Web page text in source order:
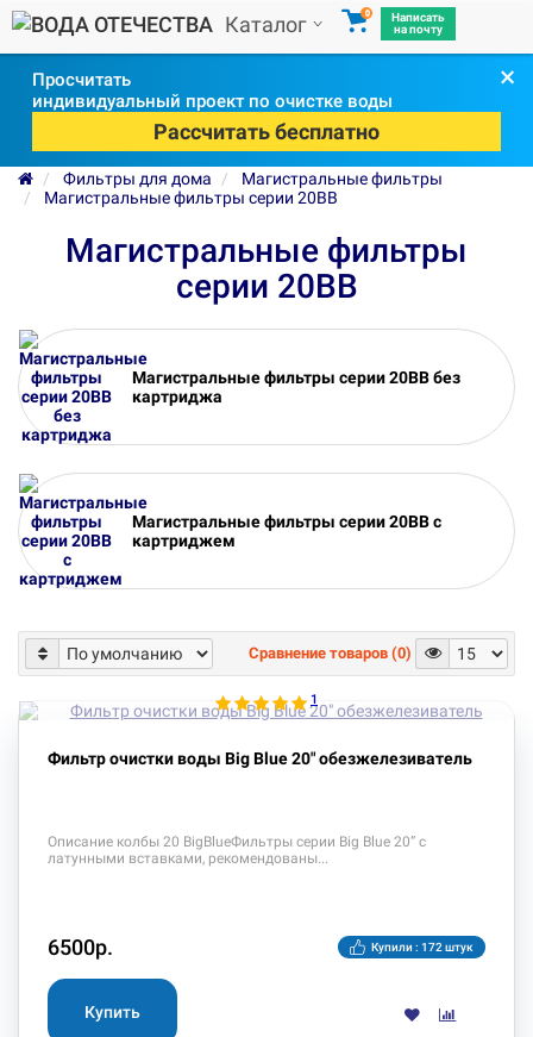
Каталог 0
Написать
на почту
Просчитать
индивидуальный проект по очистке воды
Рассчитать бесплатно
×
Фильтры для дома
Магистральные фильтры
Магистральные фильтры серии 20ВВ
Магистральные фильтры
серии 20ВВ
Магистральные фильтры серии 20ВВ без
картриджа
Магистральные фильтры серии 20ВВ с
картриджем
Сравнение товаров (0)
1
Фильтр очистки воды Big Blue 20" обезжелезиватель
Описание колбы 20 BigBlue Фильтры серии Big Blue 20” с
латунными вставками, рекомендованы
6500р. Купили : 172 штук